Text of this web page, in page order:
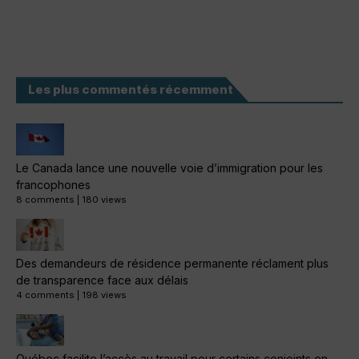
Les plus commentés récemment
Le Canada lance une nouvelle voie d’immigration pour les
francophones
8 comments 180 views
Des demandeurs de résidence permanente réclament plus
de transparence face aux délais
4 comments 198 views